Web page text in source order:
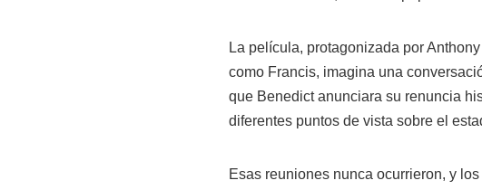
La película, protagonizada por
como Francis, imagina una
que Benedict anunciara su renuncia
diferentes puntos de vista sobre el
Esas reuniones nunca ocurrieron, y